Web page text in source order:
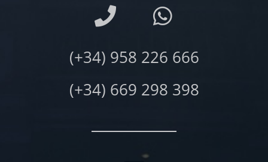
(+34) 958 226 666
(+34) 669 298 398